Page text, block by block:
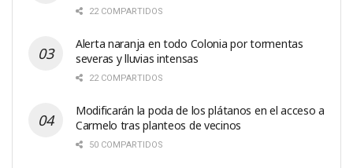
22 COMPARTIDOS
Alerta naranja en todo Colonia por tormentas
severas y lluvias intensas
22 COMPARTIDOS
Modificarán la poda de los plátanos en el acceso a
Carmelo tras planteos de vecinos
50 COMPARTIDOS